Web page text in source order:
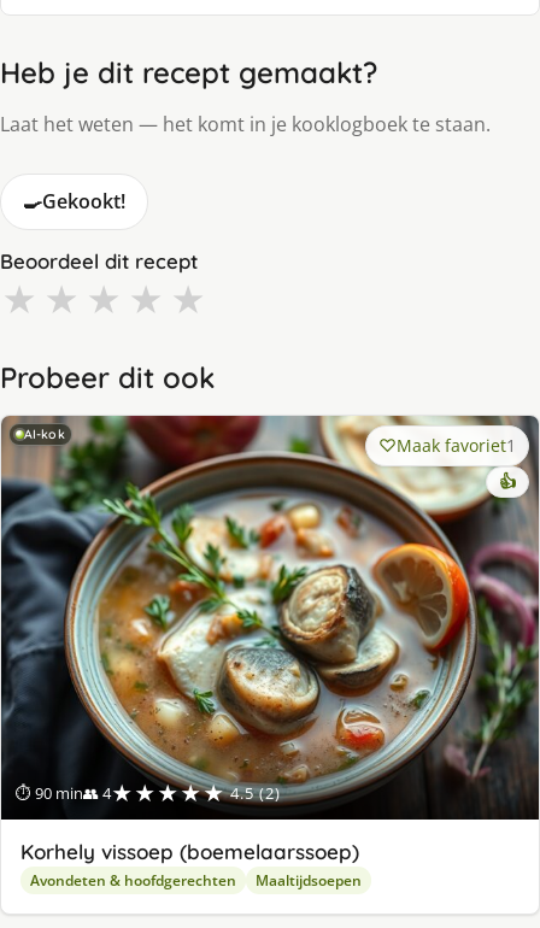
Heb je dit recept gemaakt?
Laat het weten — het komt in je kooklogboek te staan.
🍳Gekookt!
Beoordeel dit recept
★ ★ ★ ★ ★
Probeer dit ook
AI-kok
⏱ 90 min👥 4★★★★★ 4.5 (2)
Maak favoriet1
👍
Korhely vissoep (boemelaarssoep)
Avondeten & hoofdgerechten Maaltijdsoepen